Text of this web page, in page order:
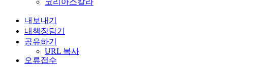
코리아스칼라
내보내기
내책장담기
공유하기
URL 복사
오류접수